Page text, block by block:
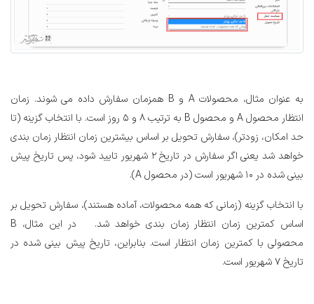
به عنوان مثال، محصولات A و B همزمان سفارش داده می شوند. زمان
انتظار محصول A و محصول B به ترتیب 8 و 5 روز است. با انتخاب گزینه (تا
حد امکان، زودتر)، سفارش تحویل بر اساس بیشترین زمان انتظار زمان بندی
خواهد شد یعنی اگر سفارش در تاریخ 2 شهریور تایید شود، پس تاریخ پیش
بینی شده در 10 شهریور است (در محصول A).
با انتخاب گزینه (زمانی که همه محصولات، آماده هستند)، سفارش تحویل بر
اساس کمترین زمان انتظار زمان بندی خواهد شد.
در این مثال، B
محصولی با کمترین زمان انتظار است. بنابراین، تاریخ پیش بینی شده در
تاریخ 7 شهریور است.